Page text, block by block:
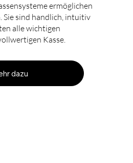
ermöglichen
Sie sind handlich, intuitiv
alle wichtigen
Kasse.
dazu